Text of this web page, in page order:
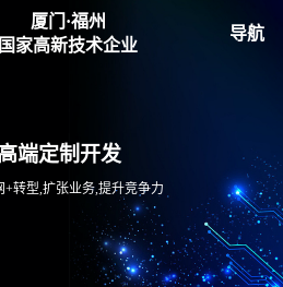
厦门·福州
国家高新技术企业
导航
端定制开发
+转型,扩张业务,提升竞争力